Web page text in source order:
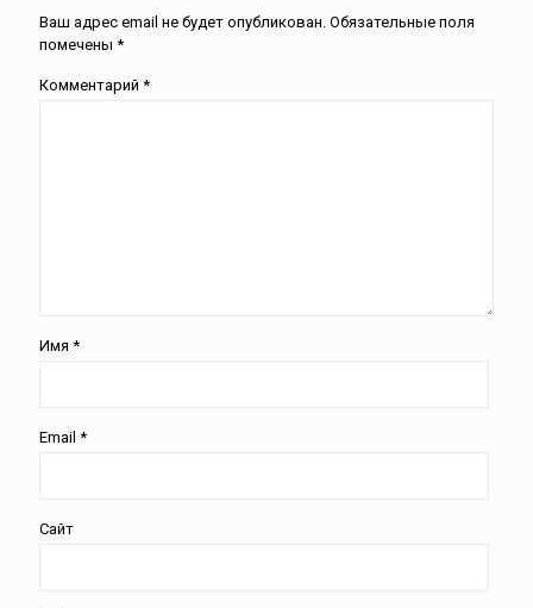
Ваш адрес email не будет опубликован. Обязательные поля
помечены *
Комментарий *
Имя *
Email *
Сайт